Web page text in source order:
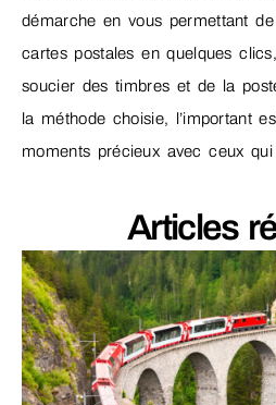
démarche en vous permettant
cartes postales en quelques
soucier des timbres et de la
la méthode choisie, l’important
moments précieux avec ceux
Articles